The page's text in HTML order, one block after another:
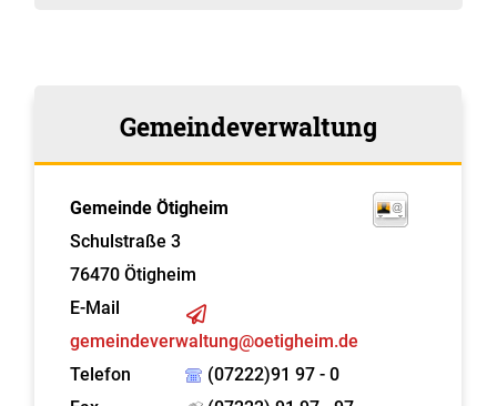
Gemeindeverwaltung
Gemeinde Ötigheim
Schulstraße 3
76470 Ötigheim
E-Mail
gemeindeverwaltung@oetigheim.de
Telefon
(07222)91 97 - 0